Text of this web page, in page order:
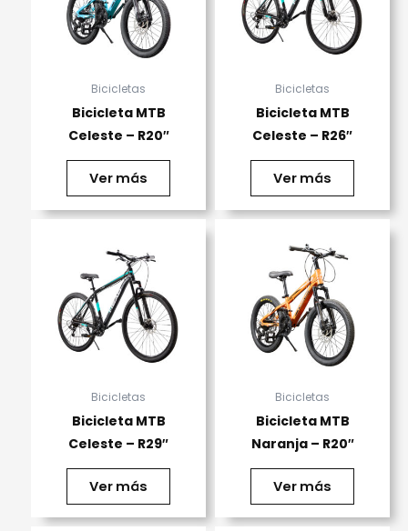
Bicicletas
Bicicleta MTB
Celeste – R20″
Ver más
Bicicletas
Bicicleta MTB
Celeste – R26″
Ver más
Bicicletas
Bicicleta MTB
Celeste – R29″
Ver más
Bicicletas
Bicicleta MTB
Naranja – R20″
Ver más